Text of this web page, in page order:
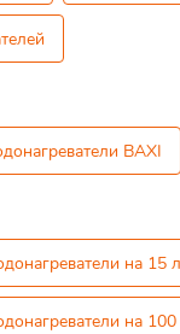
BAXI
на 15 л
на 100